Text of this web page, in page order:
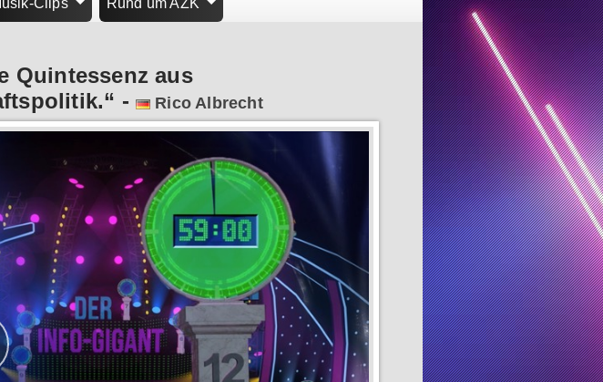
Clips Rund um AZK
Quintessenz aus
- Rico Albrecht